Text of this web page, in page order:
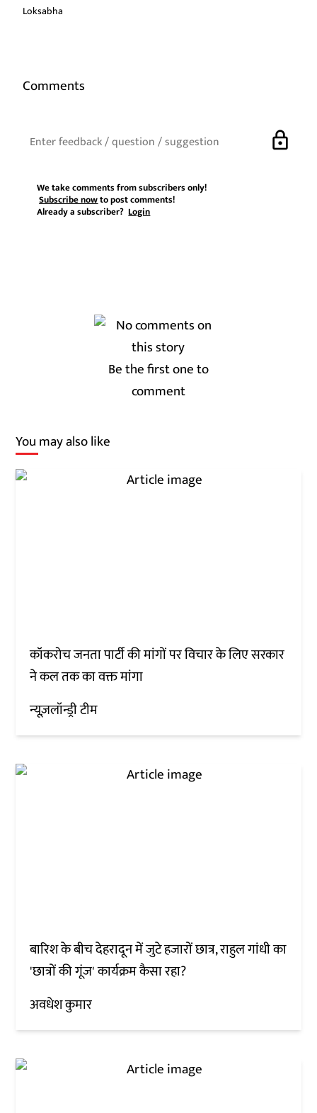
Loksabha
Comments
lock
We take comments from subscribers only!
Subscribe nowto post comments!
Already a subscriber?Login
Be the first one to
comment
You may also like
कॉकरोच जनता पार्टी की मांगों पर विचार के लिए सरकार
ने कल तक का वक्त मांगा
न्यूज़लॉन्ड्री टीम
बारिश के बीच देहरादून में जुटे हजारों छात्र, राहुल गांधी का
'छात्रों की गूंज' कार्यक्रम कैसा रहा?
अवधेश कुमार